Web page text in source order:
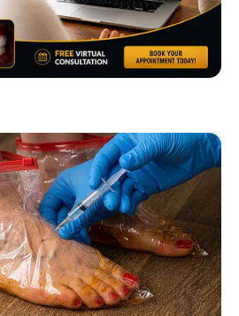
นใจ
บวก 12 ราศีรับปี 63